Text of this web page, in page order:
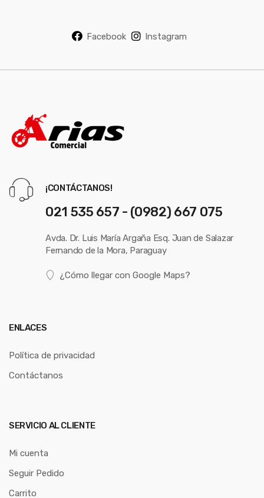
Facebook Instagram
¡CONTÁCTANOS!
021 535 657 - (0982) 667 075
Avda. Dr. Luis María Argaña Esq. Juan de Salazar
Fernando de la Mora, Paraguay
¿Cómo llegar con Google Maps?
ENLACES
Política de privacidad
Contáctanos
SERVICIO AL CLIENTE
Mi cuenta
Seguir Pedido
Carrito